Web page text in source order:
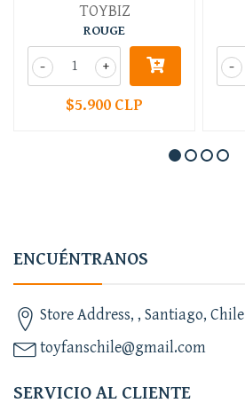
TOYBIZ
ROUGE
+
-
$5.900 CLP
-
ENCUÉNTRANOS
Store Address, , Santiago, Chile
toyfanschile@gmail.com
SERVICIO AL CLIENTE